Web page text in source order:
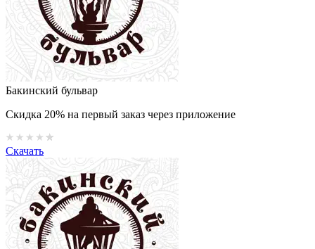
Бакинский бульвар
Скидка 20% на первый заказ через приложение
Скачать